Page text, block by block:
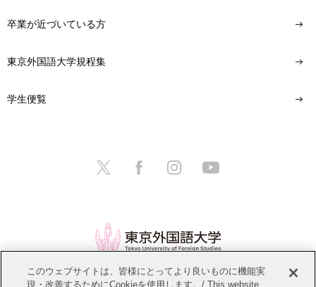
卒業が近づいている方
東京外国語大学規程集
学生便覧
このウェブサイトは、皆様にとってより良いものに機能実
現・改善するためにCookieを使用します。/ This website